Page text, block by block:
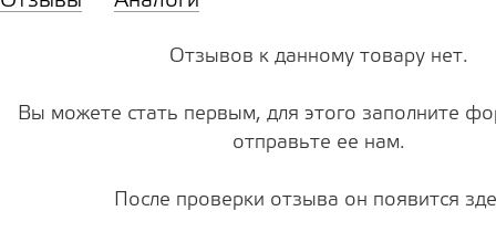
Отзывов к данному товару нет.
Вы можете стать первым, для этого заполните
отправьте ее нам.
После проверки отзыва он появится